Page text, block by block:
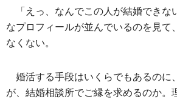
「えっ、なんでこの人が結婚できな
なプロフィールが並んでいるのを見て
なくない。
婚活する手段はいくらでもあるのに
が、結婚相談所でご縁を求めるのか。